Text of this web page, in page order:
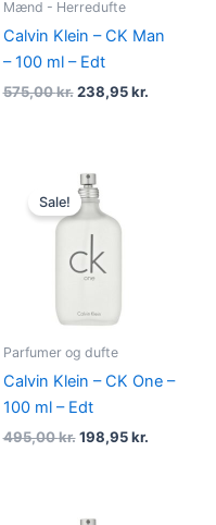
Mænd - Herredufte
Calvin Klein – CK Man
– 100 ml – Edt
575,00kr. 238,95kr.
Sale!
Parfumer og dufte
Calvin Klein – CK One –
100 ml – Edt
495,00kr.
Original
price
was:
495,00 kr..
198,95kr.
Original